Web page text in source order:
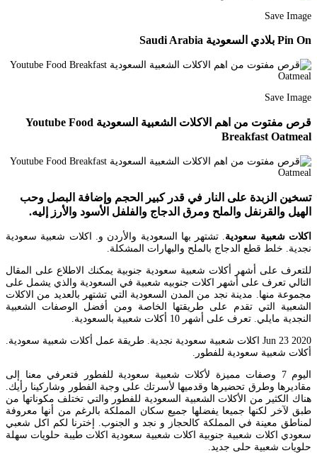
Save Image
Pin On بلادي السعودية Saudi Arabia
Save Image
قرص مفتوت من اهم الاكلات الشعبية السعودية Youtube Food
Breakfast Oatmeal
تسخين الزبدة على النار في قدر كبير الحجم وإضافة البصل وحب
الهيل والقرنفل والملح ومرق الدجاج والفلفل الأسود والأرز إليه.
اكلات شعبية سعودية . تشتهر بها السعودية والأردن و. اكلات شعبية سعودية
نجدية. خلط قطع الدجاج بالملح والبهارات المشكلة.
للتعرف على أشهر أكلات شعبية سعودية جنوبية يمكنك الاطلاع على المقال
التالي تعرف على أشهر اكلات جنوبيه شعبية في السعودية والذي يشمل على
مجموعة منها. مدينة نجد من المدن السعودية التي تشتهر بالعديد من الاكلات
الشعبية التي تقدم على طريقتها الخاصة ومن أفضل الوصفات الشعبية
النجدية مايلي. تعرف على أشهر 10 أكلات شعبية بالسعودية.
Jun 23 2020 اكلات شعبية سعودية نجدية. طريقة عمل أكلات شعبية سعودية.
أكلات شعبية سعودية للفطور.
اليوم 7 وصفات مميزة لأكلات شعبية سعودية للفطور فتعرفي معنا إلى
مقاديرها وطرق تحضيرها وقدميها لأسرتك على وجبة الفطور وشاركينا رأيك.
هناك الكثير من الأكلات الشعبية السعودية للفطور والتي تختلف مكوناتها من
طبق لآخر لكنها جميعا يفضلها جميع سكان المملكة بالرغم من أنها معروفة
لمناطق معينة في المملكة كالحجاز و نجد و الجنوب. إخترنا لكم اكل شعبي
سعودي اكلات شعبية جنوبية اكلات شعبية سعودية اكلات طيبة حلويات سهلة
حلويات شعبية حلى جديد.